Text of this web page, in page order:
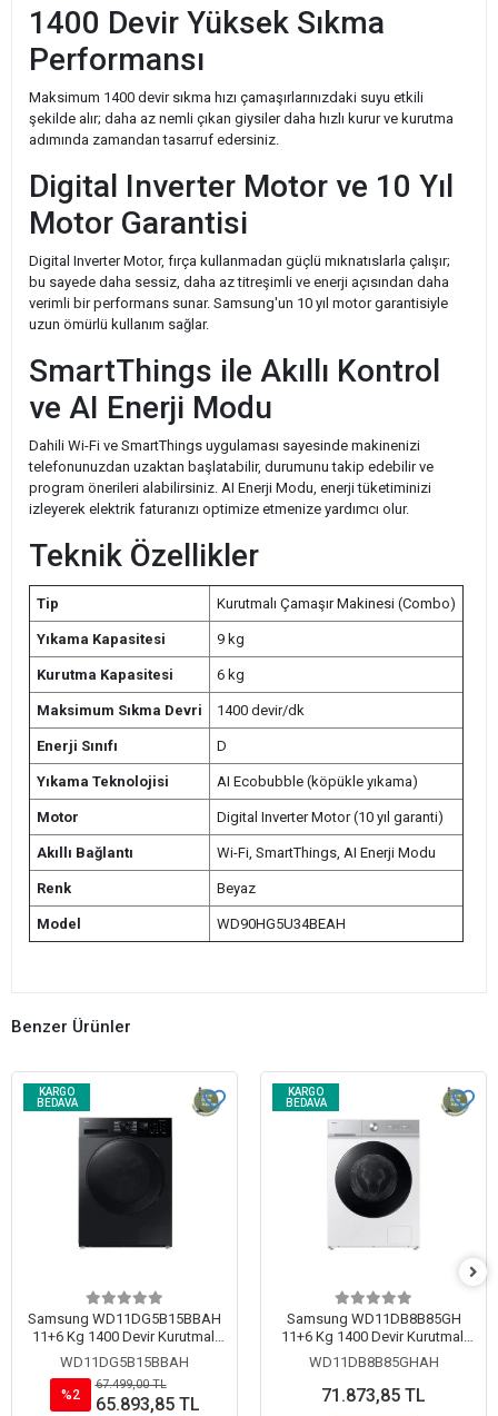
1400 Devir Yüksek Sıkma
Performansı
Maksimum 1400 devir sıkma hızı çamaşırlarınızdaki suyu etkili
şekilde alır; daha az nemli çıkan giysiler daha hızlı kurur ve kurutma
adımında zamandan tasarruf edersiniz.
Digital Inverter Motor ve 10 Yıl
Motor Garantisi
Digital Inverter Motor, fırça kullanmadan güçlü mıknatıslarla çalışır;
bu sayede daha sessiz, daha az titreşimli ve enerji açısından daha
verimli bir performans sunar. Samsung'un 10 yıl motor garantisiyle
uzun ömürlü kullanım sağlar.
SmartThings ile Akıllı Kontrol
ve AI Enerji Modu
Dahili Wi-Fi ve SmartThings uygulaması sayesinde makinenizi
telefonunuzdan uzaktan başlatabilir, durumunu takip edebilir ve
program önerileri alabilirsiniz. AI Enerji Modu, enerji tüketiminizi
izleyerek elektrik faturanızı optimize etmenize yardımcı olur.
Teknik Özellikler
Tip Kurutmalı Çamaşır Makinesi (Combo)
Yıkama Kapasitesi 9 kg
Kurutma Kapasitesi 6 kg
Maksimum Sıkma Devri 1400 devir/dk
Enerji Sınıfı D
Yıkama Teknolojisi AI Ecobubble (köpükle yıkama)
Motor Digital Inverter Motor (10 yıl garanti)
Akıllı Bağlantı Wi-Fi, SmartThings, AI Enerji Modu
Renk Beyaz
Model WD90HG5U34BEAH
Benzer Ürünler
KARGO
BEDAVA
Samsung WD11DG5B15BBAH
11+6 Kg 1400 Devir Kurutmalı
Çamaşır Makinesi Siyah
WD11DG5B15BBAH
%2
67.499,00 TL
65.893,85 TL
KARGO
BEDAVA
Samsung WD11DB8B85GH
11+6 Kg 1400 Devir Kurutmalı
Çamaşır Makinesi Beyaz
WD11DB8B85GHAH
71.873,85 TL